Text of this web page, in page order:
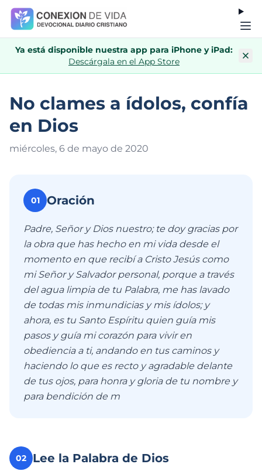
Ya está disponible nuestra app para iPhone y iPad:
Descárgala en el App Store
No clames a ídolos, confía
en Dios
miércoles, 6 de mayo de 2020
01 Oración
Padre, Señor y Dios nuestro; te doy gracias por
la obra que has hecho en mi vida desde el
momento en que recibí a Cristo Jesús como
mi Señor y Salvador personal, porque a través
del agua limpia de tu Palabra, me has lavado
de todas mis inmundicias y mis ídolos; y
ahora, es tu Santo Espíritu quien guía mis
pasos y guía mi corazón para vivir en
obediencia a ti, andando en tus caminos y
haciendo lo que es recto y agradable delante
de tus ojos, para honra y gloria de tu nombre y
para bendición de m
02 Lee la Palabra de Dios